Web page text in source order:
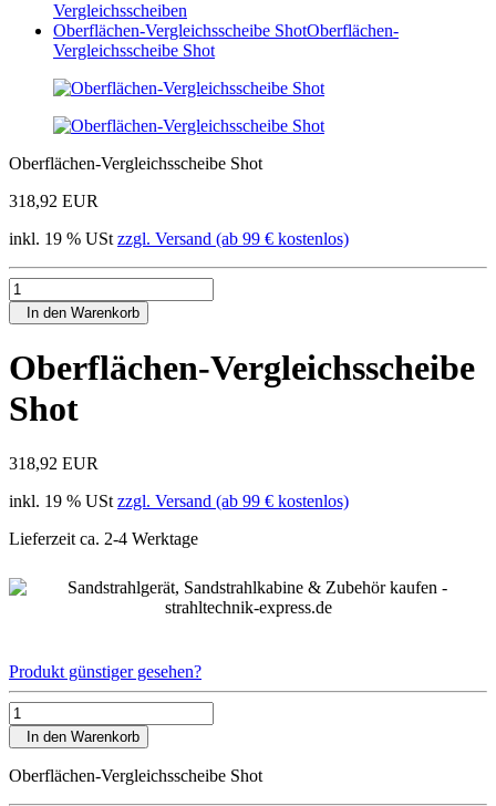
Vergleichsscheiben
Oberflächen-Vergleichsscheibe ShotOberflächen-
Vergleichsscheibe Shot
Oberflächen-Vergleichsscheibe Shot
318,92 EUR
inkl. 19 % USt zzgl. Versand (ab 99 € kostenlos)
In den Warenkorb
Oberflächen-Vergleichsscheibe
Shot
318,92 EUR
inkl. 19 % USt zzgl. Versand (ab 99 € kostenlos)
Lieferzeit ca. 2-4 Werktage
Produkt günstiger gesehen?
In den Warenkorb
Oberflächen-Vergleichsscheibe Shot